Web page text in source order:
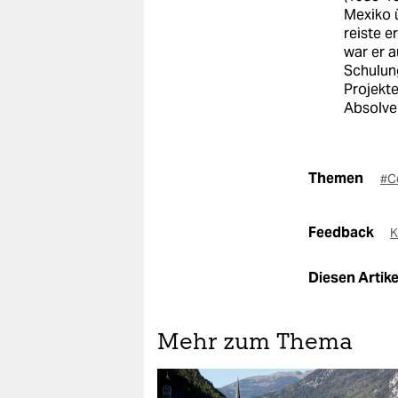
Mexiko
reiste
war er
Themen
Feedback
Diesen
Mehr zum Thema